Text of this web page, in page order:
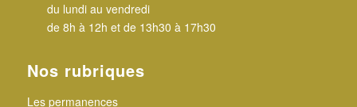
du lundi au vendredi
de 8h à 12h et de 13h30 à 17h30
Nos rubriques
Les permanences